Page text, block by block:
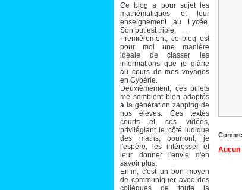
Ce blog a pour sujet les
mathématiques et leur
enseignement au Lycée.
Son but est triple.
Premièrement, ce blog est
pour moi une manière
idéale de classer les
informations que je glâne
au cours de mes voyages
en Cybérie.
Deuxièmement, ces billets
me semblent bien adaptés
à la génération zapping de
nos élèves. Ces textes
courts et ces vidéos,
privilégiant le côté ludique
des maths, pourront, je
l'espère, les intéresser et
leur donner l'envie d'en
savoir plus.
Enfin, c'est un bon moyen
de communiquer avec des
collègues de toute la
Aucun